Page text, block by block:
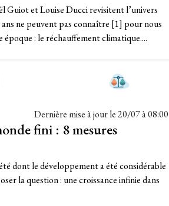
Guiot et Louise Ducci revisitent l’univers
ne peuvent pas connaître [1] pour nous
: le réchauffement climatique....
Dernière mise à jour le20/07 à 08:00
fini : 8 mesures
dont le développement a été considérable
la question : une croissance infinie dans